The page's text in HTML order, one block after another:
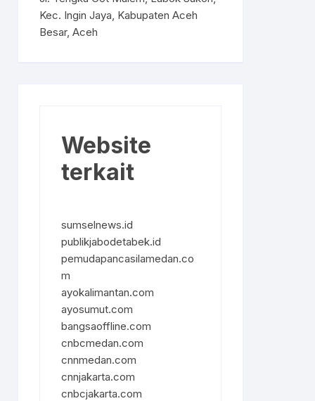
Kec. Ingin Jaya, Kabupaten Aceh
Besar, Aceh
Website
terkait
sumselnews.id
publikjabodetabek.id
pemudapancasilamedan.co
m
ayokalimantan.com
ayosumut.com
bangsaoffline.com
cnbcmedan.com
cnnmedan.com
cnnjakarta.com
cnbcjakarta.com